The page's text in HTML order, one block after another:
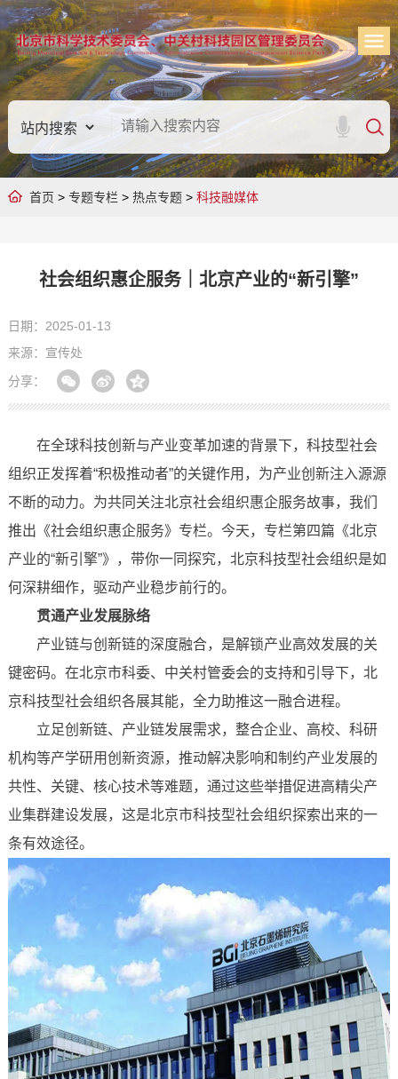
首页 > 专题专栏 > 热点专题> 科技融媒体
社会组织惠企服务｜北京产业的“新引擎”
日期：2025-01-13
来源：宣传处
分享：
在全球科技创新与产业变革加速的背景下，科技型社会
组织正发挥着“积极推动者”的关键作用，为产业创新注入源源
不断的动力。为共同关注北京社会组织惠企服务故事，我们
推出《社会组织惠企服务》专栏。今天，专栏第四篇《北京
产业的“新引擎”》，带你一同探究，北京科技型社会组织是如
何深耕细作，驱动产业稳步前行的。
贯通产业发展脉络
产业链与创新链的深度融合，是解锁产业高效发展的关
键密码。在北京市科委、中关村管委会的支持和引导下，北
京科技型社会组织各展其能，全力助推这一融合进程。
立足创新链、产业链发展需求，整合企业、高校、科研
机构等产学研用创新资源，推动解决影响和制约产业发展的
共性、关键、核心技术等难题，通过这些举措促进高精尖产
业集群建设发展，这是北京市科技型社会组织探索出来的一
条有效途径。